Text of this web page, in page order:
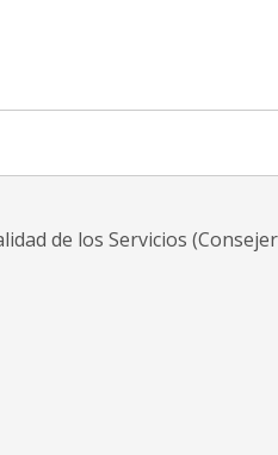
de los Servicios